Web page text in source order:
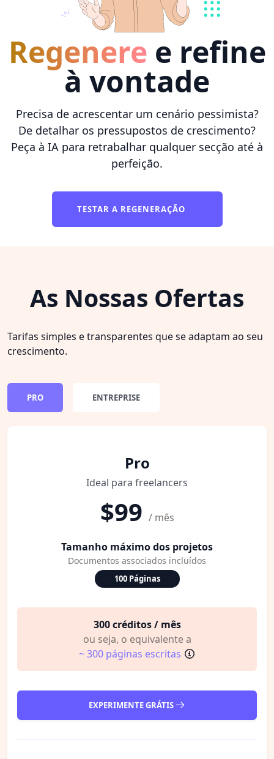
Regenere e refine
à vontade
Precisa de acrescentar um cenário pessimista?
De detalhar os pressupostos de crescimento?
Peça à IA para retrabalhar qualquer secção até à
perfeição.
TESTAR A REGENERAÇÃO
As Nossas Ofertas
Tarifas simples e transparentes que se adaptam ao seu
crescimento.
PRO ENTREPRISE
Pro
Ideal para freelancers
$99 / mês
Tamanho máximo dos projetos
Documentos associados incluídos
100 Páginas
300 créditos / mês
ou seja, o equivalente a
~ 300 páginas escritas
EXPERIMENTE GRÁTIS